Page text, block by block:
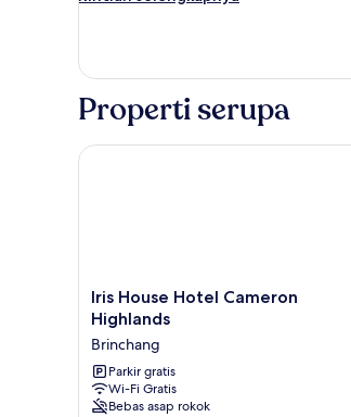
Tidur
Kamar
Tempat
Tidur
Properti serupa
Iris
House
Hotel
Cameron
Highlands
Brinchang
Iris House Hotel Cameron
Highlands
Brinchang
Parkir gratis
Wi-Fi Gratis
Bebas asap rokok
Iris House Hotel Cameron